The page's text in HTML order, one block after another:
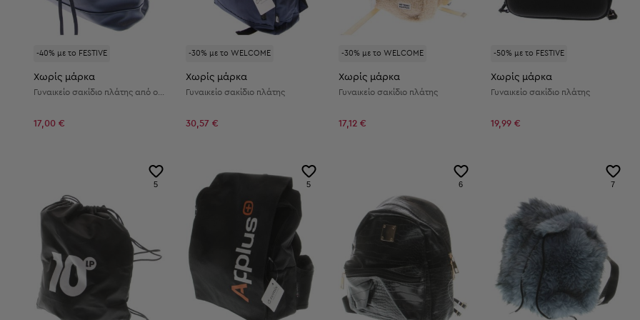
-40% με το FESTIVE
Χωρίς μάρκα
17,00 €
-30% με το WELCOME
Χωρίς μάρκα
Γυναικείο σακίδιο πλάτης
30,57 €
-30% με το WELCOME
Χωρίς μάρκα
Γυναικείο σακίδιο πλάτης
17,12 €
-50% με το FESTIVE
Χωρίς μάρκα
Γυναικείο σακίδιο πλάτης
19,99 €
5 5 6 7